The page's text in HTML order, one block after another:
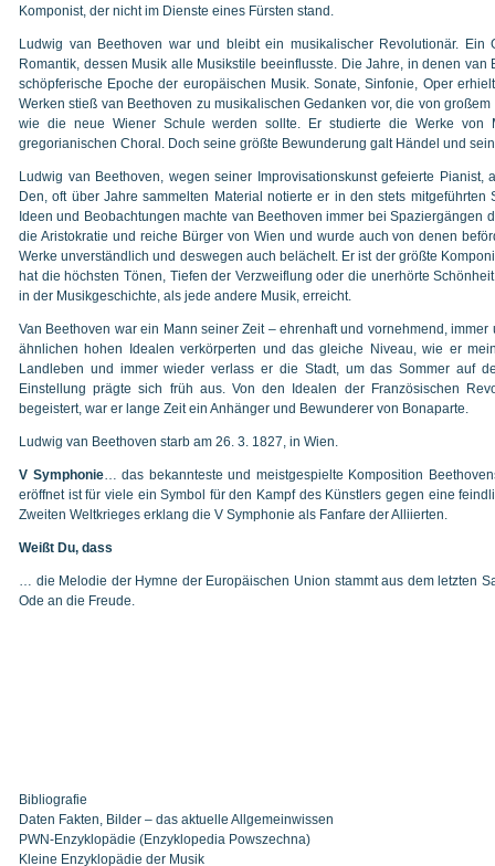
Komponist, der nicht im Dienste eines Fürsten stand.
Ludwig van Beethoven war und bleibt ein musikalischer Revolutionär.
Romantik, dessen Musik alle Musikstile beeinflusste. Die Jahre, in denen
schöpferische Epoche der europäischen Musik. Sonate, Sinfonie, Oper
Werken stieß van Beethoven zu musikalischen Gedanken vor, die von
wie die neue Wiener Schule werden sollte. Er studierte die Werke von
gregorianischen Choral. Doch seine größte Bewunderung galt Händel und
Ludwig van Beethoven, wegen seiner Improvisationskunst gefeierte
Den, oft über Jahre sammelten Material notierte er in den stets mitgeführten
Ideen und Beobachtungen machte van Beethoven immer bei Spaziergängen
die Aristokratie und reiche Bürger von Wien und wurde auch von denen
Werke unverständlich und deswegen auch belächelt. Er ist der größte
hat die höchsten Tönen, Tiefen der Verzweiflung oder die unerhörte
in der Musikgeschichte, als jede andere Musik, erreicht.
Van Beethoven war ein Mann seiner Zeit – ehrenhaft und vornehmend,
ähnlichen hohen Idealen verkörperten und das gleiche Niveau, wie er
Landleben und immer wieder verlass er die Stadt, um das Sommer auf
Einstellung prägte sich früh aus. Von den Idealen der Französischen
begeistert, war er lange Zeit ein Anhänger und Bewunderer von Bonaparte.
Ludwig van Beethoven starb am 26. 3. 1827, in Wien.
V Symphonie… das bekannteste und meistgespielte Komposition
eröffnet ist für viele ein Symbol für den Kampf des Künstlers gegen eine
Zweiten Weltkrieges erklang die V Symphonie als Fanfare der Alliierten.
Weißt Du, dass
… die Melodie der Hymne der Europäischen Union stammt aus dem letzten
Ode an die Freude.
Bibliografie
Daten Fakten, Bilder – das aktuelle Allgemeinwissen
PWN-Enzyklopädie (Enzyklopedia Powszechna)
Kleine Enzyklopädie der Musik